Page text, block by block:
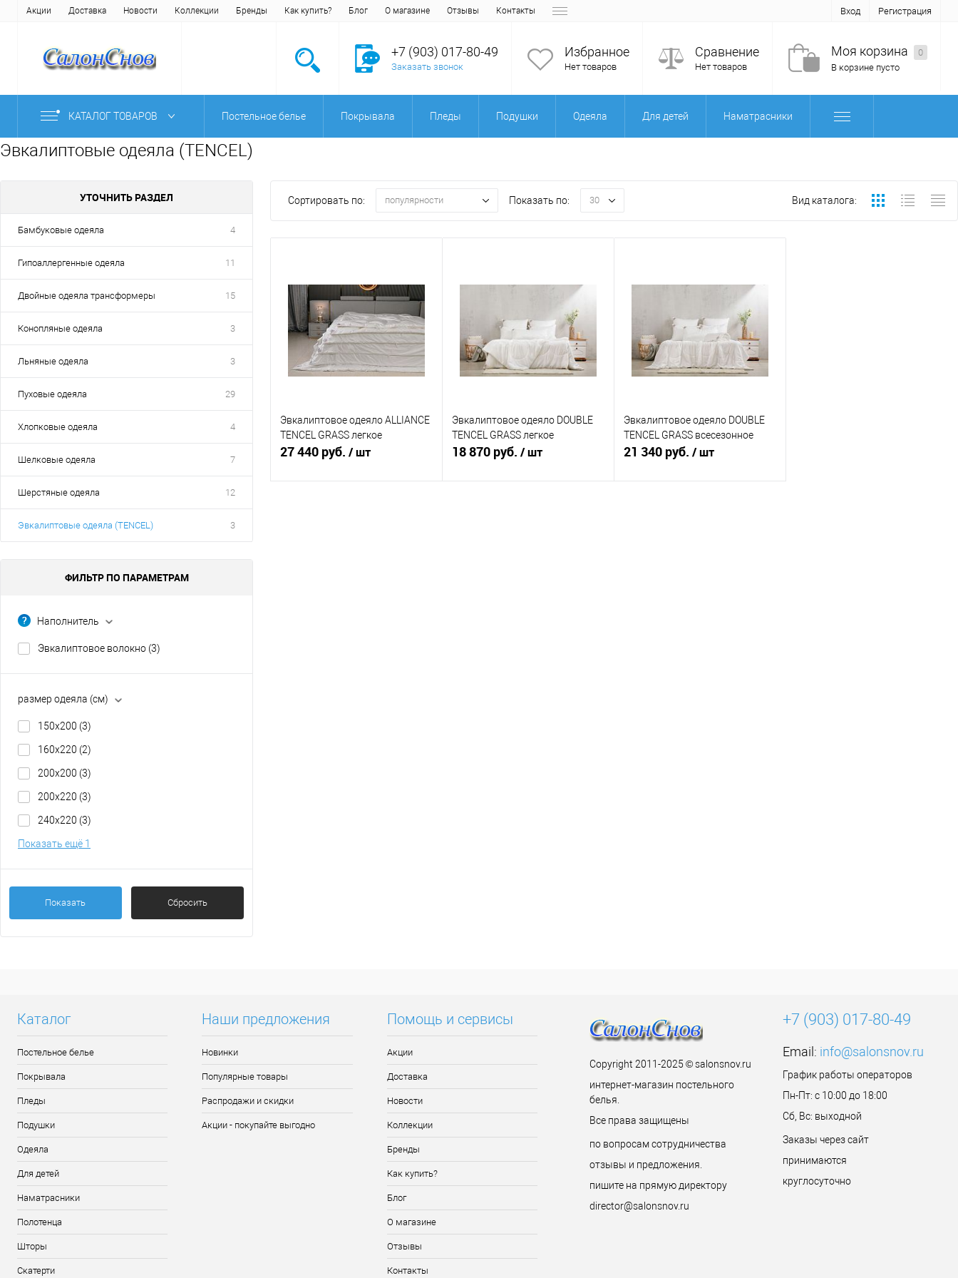
Акции Доставка Новости Коллекции Бренды Как купить? Блог О магазине Отзывы Контакты Вход Регистрация
+7 (903) 017-80-49
Заказать звонок
Избранное
Нет товаров
Сравнение
Нет товаров
Моя корзина
0
В корзине пусто
КАТАЛОГ ТОВАРОВ Постельное белье Покрывала Пледы Подушки Одеяла Для детей Наматрасники
Эвкалиптовые одеяла (TENCEL)
УТОЧНИТЬ РАЗДЕЛ
Бамбуковые одеяла 4
Гипоаллергенные одеяла 11
Двойные одеяла трансформеры 15
Конопляные одеяла 3
Льняные одеяла 3
Пуховые одеяла 29
Хлопковые одеяла 4
Шелковые одеяла 7
Шерстяные одеяла 12
Эвкалиптовые одеяла (TENCEL) 3
ФИЛЬТР ПО ПАРАМЕТРАМ
Наполнитель
Эвкалиптовое волокно (3)
размер одеяла (см)
150x200 (3)
160x220 (2)
200x200 (3)
200x220 (3)
240x220 (3)
Показать ещё 1
Показать Сбросить
Сортировать по: популярности Показать по: 30 Вид каталога:
Эвкалиптовое одеяло ALLIANCE
TENCEL GRASS легкое
27 440 руб. / шт
Эвкалиптовое одеяло DOUBLE
TENCEL GRASS легкое
18 870 руб. / шт
Эвкалиптовое одеяло DOUBLE
TENCEL GRASS всесезонное
21 340 руб. / шт
Каталог
Постельное белье
Покрывала
Пледы
Подушки
Одеяла
Для детей
Наматрасники
Полотенца
Шторы
Скатерти
Наши предложения
Новинки
Популярные товары
Распродажи и скидки
Акции - покупайте выгодно
Помощь и сервисы
Акции
Доставка
Новости
Коллекции
Бренды
Как купить?
Блог
О магазине
Отзывы
Контакты
Copyright 2011-2025 © salonsnov.ru
интернет-магазин постельного
белья.
Все права защищены
по вопросам сотрудничества
отзывы и предложения.
пишите на прямую директору
director@salonsnov.ru
+7 (903) 017-80-49
Email: info@salonsnov.ru
График работы операторов
Пн-Пт: с 10:00 до 18:00
Сб, Вс: выходной
Заказы через сайт
принимаются
круглосуточно